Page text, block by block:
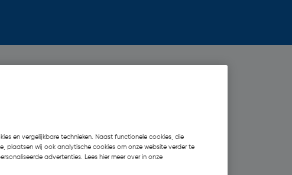
en vergelijkbare technieken. Naast functionele cookies, die
plaatsen wij ook analytische cookies om onze website verder te
advertenties. Lees hier meer over in onze